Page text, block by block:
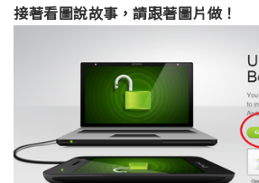
接著看圖說故事，請跟著圖片做！